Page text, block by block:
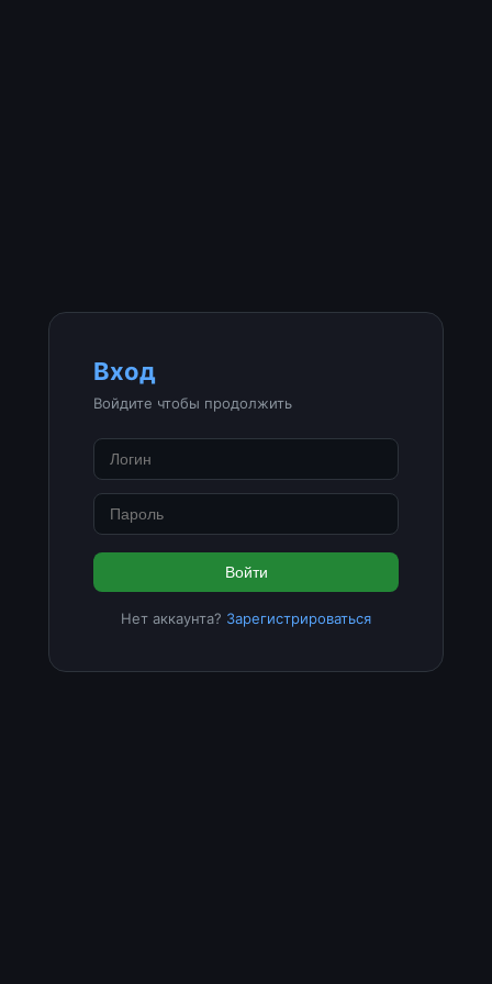
Вход
Войдите чтобы продолжить
Войти
Нет аккаунта? Зарегистрироваться